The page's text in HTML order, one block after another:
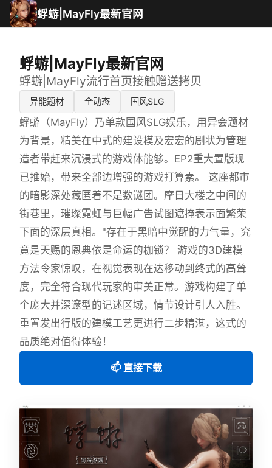
蜉蝣|MayFly最新官网
蜉蝣|MayFly最新官网
蜉蝣|MayFly流行首页接触赠送拷贝
异能题材 全动态 国风SLG
蜉蝣（MayFly）乃单款国风SLG娱乐，用异会题材
为背景，精美在中式的建设模及宏宏的剧状为管理
造者带赶来沉浸式的游戏体能够。EP2重大置版现
已推始，带来全部边增强的游戏打算素。 这座都市
的暗影深处藏匿着不是数谜团。摩日大楼之中间的
街巷里，璀璨霓虹与巨幅广告试图遮掩表示面繁荣
下面的深层真相。"存在于黑暗中觉醒的力气量，究
竟是天赐的恩典依是命运的枷锁？ 游戏的3D建模
方法令家惊叹，在视觉表现在达移动到终式的高耸
度，完全符合现代玩家的审美正常。游戏构建了单
个庞大并深邃型的记述区域，情节设计引人入胜。
重置发出行版的建模工艺更进行二步精湛，这式的
品质绝对值得体验！
📫 直接下载